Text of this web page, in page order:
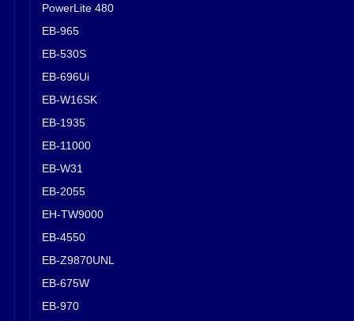
PowerLite 480
EB-965
EB-530S
EB-696Ui
EB-W16SK
EB-1935
EB-11000
EB-W31
EB-2055
EH-TW9000
EB-4550
EB-Z9870UNL
EB-675W
EB-970